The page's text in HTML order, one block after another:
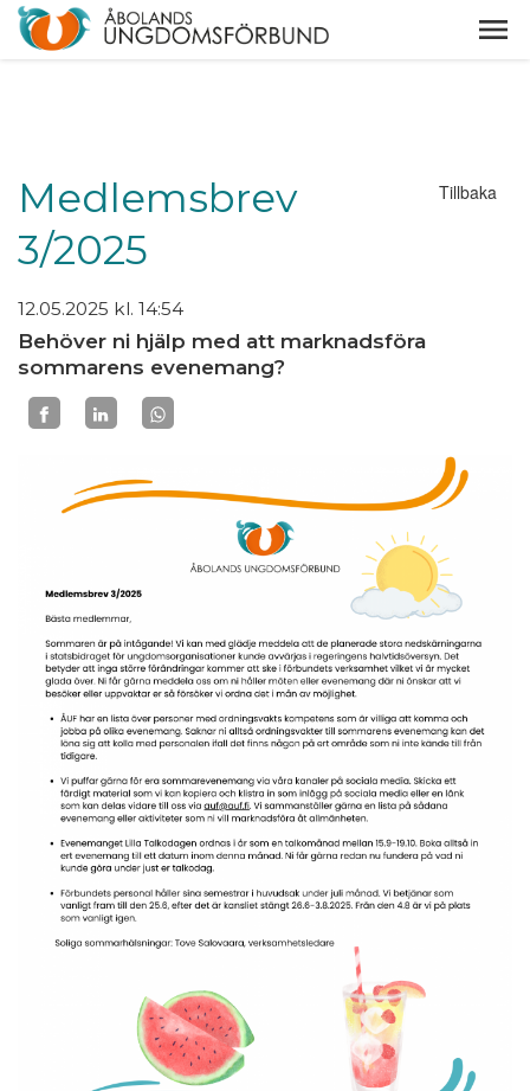
Tillbaka
Medlemsbrev
3/2025
12.05.2025 kl. 14:54
Behöver ni hjälp med att marknadsföra
sommarens evenemang?